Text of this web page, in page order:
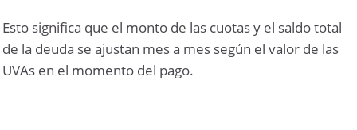
Esto significa que el monto de las cuotas y el saldo total
de la deuda se ajustan mes a mes según el valor de las
UVAs en el momento del pago.